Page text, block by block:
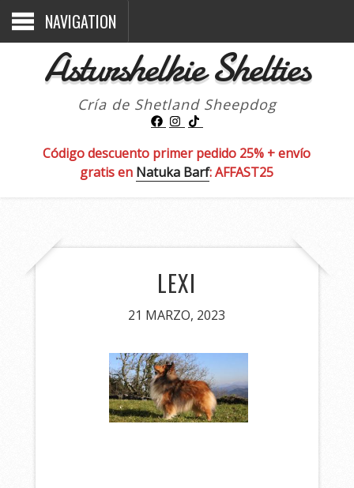
NAVIGATION
Asturshelkie Shelties
Cría de Shetland Sheepdog
Código descuento primer pedido 25% + envío
gratis en Natuka Barf: AFFAST25
LEXI
21 MARZO, 2023